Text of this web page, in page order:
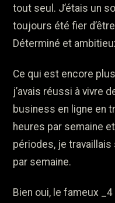
tout seul. J’étais un
toujours été fier
Déterminé et
Ce qui est encore
j’avais réussi à vivre
business en ligne en
heures par semaine
périodes, je
par semaine.
Bien oui, le fameux